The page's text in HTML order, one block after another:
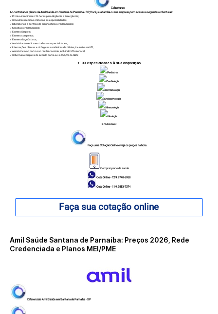
Faça sua cotação online
Coberturas
Ao contratar os planos da Amil Saúde em Santana de Parnaíba - SP, Você, sua família ou sua empresa, tem acesso a seguintes coberturas:
✓ Pronto Atendimento 24 horas para Urgência e Emergência;
✓ Consultas médicas em todas as especialidades;
✓ laboratórios e centros de diagnósticos credenciados;
✓ hospitais credenciados;
✓ Exames Simples;
✓ Exames complexos;
✓ Exames diagnósticos;
✓ Assistência médica em todas as especialidades;
✓ Internações clínicas e cirúrgicas sem limites de diárias, inclusive em UTI;
✓ Assistência ao parto e ao recém-nascido, incluindo UTI neonatal;
✓ Cobertura completa de acordo com a Lei 9.656/98 da ANS;
+100 especialidades à sua disposição
Pediatria
Cardiologia
Dermatologia
Endocrinologia
Ginecologia
Urologia
E muito mais!
Faça uma Cotação Online e veja os preços na hora.
Comprar plano de saúde
Cote Online - 12 9.9740-6958
Cote Online - 11 9.9553-7374
Amil Saúde Santana de Parnaíba: Preços 2026, Rede
Credenciada e Planos MEI/PME
Diferenciais Amil Saúde em Santana de Parnaíba - SP